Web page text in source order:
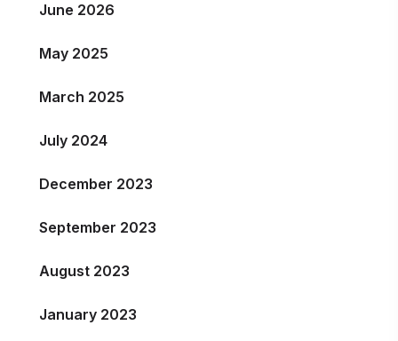
June 2026
May 2025
March 2025
July 2024
December 2023
September 2023
August 2023
January 2023